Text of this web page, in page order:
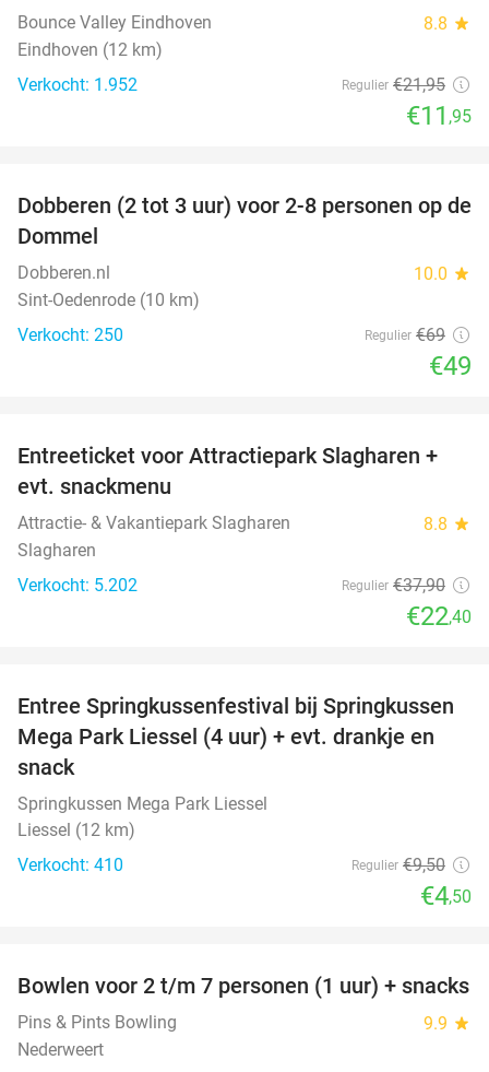
Bounce Valley Eindhoven 8.8 star
Eindhoven (12 km)
Verkocht: 1.952
Regulier €21,95
€11 ,95
29%
Dobberen (2 tot 3 uur) voor 2-8 personen op de
Dommel
Dobberen.nl 10.0 star
Sint-Oedenrode (10 km)
Verkocht: 250
Regulier €69
€49
41%
Entreeticket voor Attractiepark Slagharen +
evt. snackmenu
Attractie- & Vakantiepark Slagharen 8.8 star
Slagharen
Verkocht: 5.202
Regulier €37,90
€22,40
53%
Entree Springkussenfestival bij Springkussen
Mega Park Liessel (4 uur) + evt. drankje en
snack
Springkussen Mega Park Liessel
Liessel (12 km)
Verkocht: 410
Regulier €9,50
€4,50
52%
Bowlen voor 2 t/m 7 personen (1 uur) + snacks
Pins & Pints Bowling 9.9 star
Nederweert